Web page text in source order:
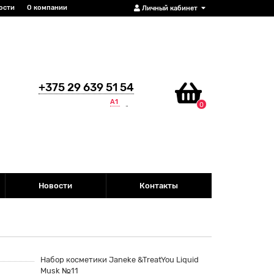
Личный кабинет
О компании
+375 29 639 51 54
А1 0
Новости Контакты
Набор косметики Janeke &TreatYou Liquid
Musk №11